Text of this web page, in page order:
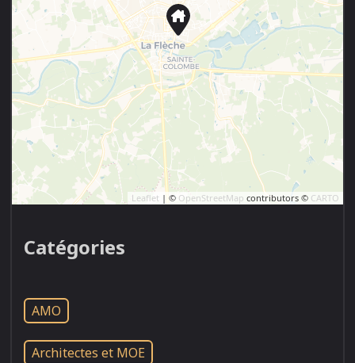
Leaflet | © OpenStreetMap contributors © CARTO
Catégories
AMO
Architectes et MOE